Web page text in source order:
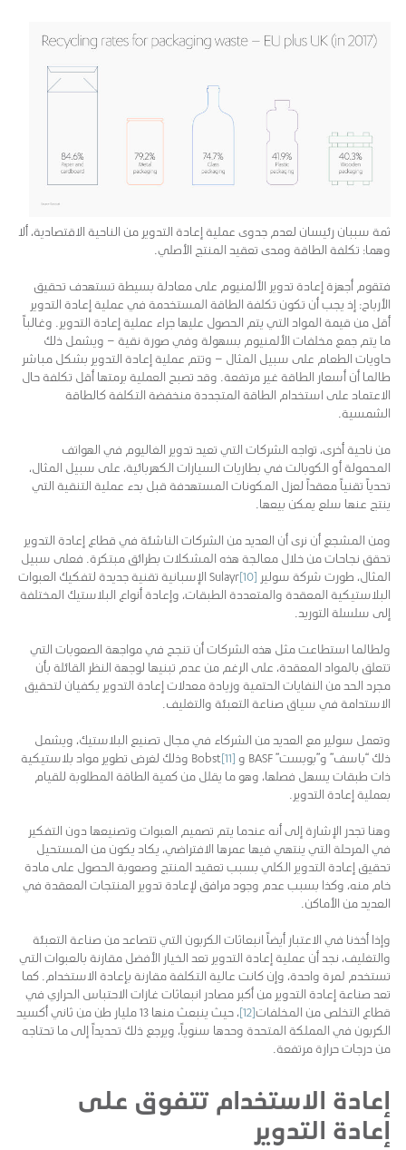
ثمة سببان رئيسان لعدم جدوى عملية إعادة التدوير من الناحية الاقتصادية، ألا
وهما: تكلفة الطاقة ومدى تعقيد المنتج الأصلي.
فتقوم أجهزة إعادة تدوير الألمنيوم على معادلة بسيطة تستهدف تحقيق
الأرباح: إذ يجب أن تكون تكلفة الطاقة المستخدمة في عملية إعادة التدوير
أقل من قيمة المواد التي يتم الحصول عليها جراء عملية إعادة التدوير. وغالباً
ما يتم جمع مخلفات الألمنيوم بسهولة وفي صورة نقية – ويشمل ذلك
حاويات الطعام على سبيل المثال – وتتم عملية إعادة التدوير بشكل مباشر
طالما أن أسعار الطاقة غير مرتفعة. وقد تصبح العملية برمتها أقل تكلفة حال
الاعتماد على استخدام الطاقة المتجددة منخفضة التكلفة كالطاقة
الشمسية.
من ناحية أخرى، تواجه الشركات التي تعيد تدوير الغاليوم في الهواتف
المحمولة أو الكوبالت في بطاريات السيارات الكهربائية، على سبيل المثال،
تحدياً تقنياً معقداً لعزل المكونات المستهدفة قبل بدء عملية التنقية التي
ينتج عنها سلع يمكن بيعها.
ومن المشجع أن نرى أن العديد من الشركات الناشئة في قطاع إعادة التدوير
تحقق نجاحات من خلال معالجة هذه المشكلات بطرائق مبتكرة. فعلى سبيل
المثال، طورت شركة سولير [10]
Sulayr الإسبانية تقنية جديدة لتفكيك العبوات
البلاستيكية المعقدة والمتعددة الطبقات، وإعادة أنواع البلاستيك المختلفة
إلى سلسلة التوريد.
ولطالما استطاعت مثل هذه الشركات أن تنجح في مواجهة الصعوبات التي
تتعلق بالمواد المعقدة، على الرغم من عدم تبنيها لوجهة النظر القائلة بأن
مجرد الحد من النفايات الحتمية وزيادة معدلات إعادة التدوير يكفيان لتحقيق
الاستدامة في سياق صناعة التعبئة والتغليف.
وتعمل سولير مع العديد من الشركاء في مجال تصنيع البلاستيك، ويشمل
ذلك “باسف” و”بوبست” BASF و Bobst
[11]
وذلك لغرض تطوير مواد بلاستيكية
ذات طبقات يسهل فصلها، وهو ما يقلل من كمية الطاقة المطلوبة للقيام
بعملية إعادة التدوير.
وهنا تجدر الإشارة إلى أنه عندما يتم تصميم العبوات وتصنيعها دون التفكير
في المرحلة التي ينتهي فيها عمرها الافتراضي، يكاد يكون من المستحيل
تحقيق إعادة التدوير الكلي بسبب تعقيد المنتج وصعوبة الحصول على مادة
خام منه، وكذا بسبب عدم وجود مرافق لإعادة تدوير المنتجات المعقدة في
العديد من الأماكن.
وإذا أخذنا في الاعتبار أيضاً انبعاثات الكربون التي تتصاعد من صناعة التعبئة
والتغليف، نجد أن عملية إعادة التدوير تعد الخيار الأفضل مقارنة بالعبوات التي
تستخدم لمرة واحدة، وإن كانت عالية التكلفة مقارنة بإعادة الاستخدام. كما
تعد صناعة إعادة التدوير من أكبر مصادر انبعاثات غازات الاحتباس الحراري في
قطاع التخلص من المخلفات[12]
، حيث ينبعث منها 13 مليار طن من ثاني أكسيد
الكربون في المملكة المتحدة وحدها سنوياً، ويرجع ذلك تحديداً إلى ما تحتاجه
من درجات حرارة مرتفعة.
إعادة الاستخدام تتفوق على
إعادة التدوير